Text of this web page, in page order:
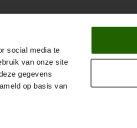
social media te
van onze site
gegevens
op basis van